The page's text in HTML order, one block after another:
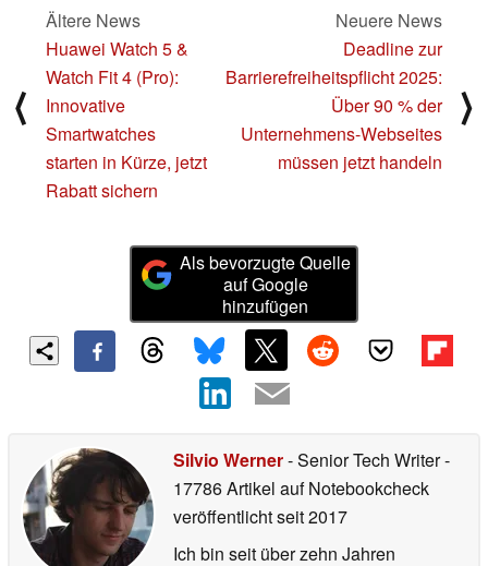
⟨
Ältere News
Huawei Watch 5 &
Watch Fit 4 (Pro):
Innovative
Smartwatches
starten in Kürze, jetzt
Rabatt sichern
Neuere News
Deadline zur
Barrierefreiheitspflicht 2025:
Über 90 % der
Unternehmens-Webseites
müssen jetzt handeln
⟩
Als bevorzugte Quelle
auf Google
hinzufügen
Silvio Werner- Senior Tech Writer-
17786 Artikel auf Notebookcheck
veröffentlichtseit 2017
Ich bin seit über zehn Jahren